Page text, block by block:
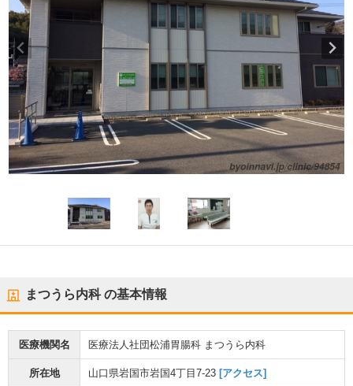
まつうら内科の基本情報
医療機関名 医療法人社団松浦胃腸科 まつうら内科
所在地 山口県岩国市岩国4丁目7-23 [アクセス]